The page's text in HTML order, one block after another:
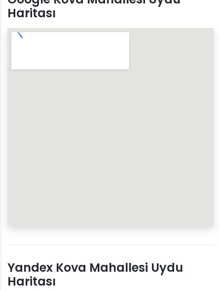
Haritası
Yandex Kova Mahallesi Uydu
Haritası